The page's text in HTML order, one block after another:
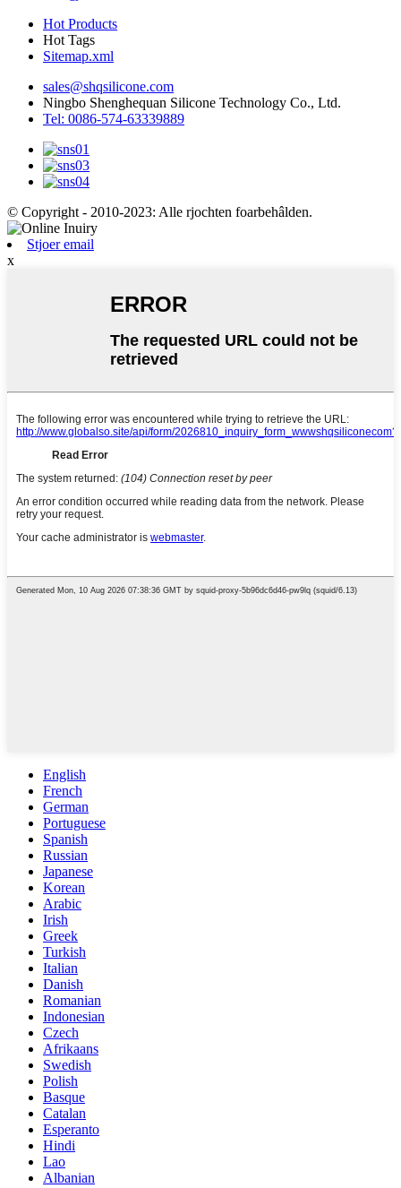
Hot Products
Hot Tags
Sitemap.xml
sales@shqsilicone.com
Ningbo Shenghequan Silicone Technology Co., Ltd.
Tel: 0086-574-63339889
© Copyright - 2010-2023: Alle rjochten foarbehâlden.
Stjoer email
x
English
French
German
Portuguese
Spanish
Russian
Japanese
Korean
Arabic
Irish
Greek
Turkish
Italian
Danish
Romanian
Indonesian
Czech
Afrikaans
Swedish
Polish
Basque
Catalan
Esperanto
Hindi
Lao
Albanian